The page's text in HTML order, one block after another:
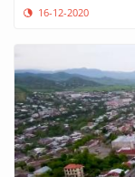
16-12-2020